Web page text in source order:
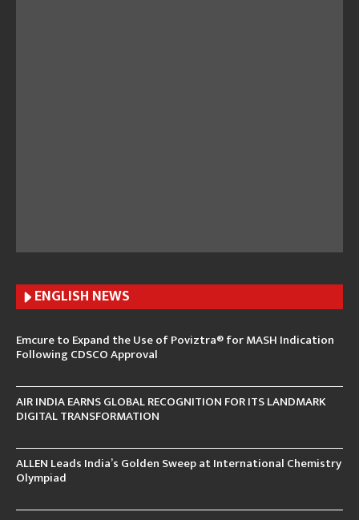
ENGLISH NEWS
Emcure to Expand the Use of Poviztra® for MASH Indication
Following CDSCO Approval
AIR INDIA EARNS GLOBAL RECOGNITION FOR ITS LANDMARK
DIGITAL TRANSFORMATION
ALLEN Leads India’s Golden Sweep at International Chemistry
Olympiad